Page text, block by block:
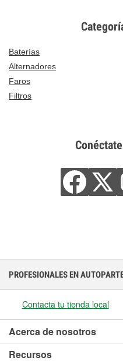
Baterías
Alternadores
Faros
Filtros
PROFESIONALES EN
Contacta tu tienda local
Acerca de nosotros
Recursos